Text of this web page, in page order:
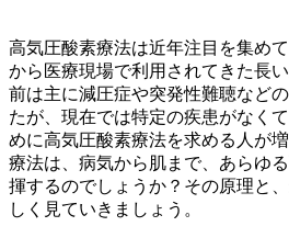
高気圧酸素療法は近年注目を集め
から医療現場で利用されてきた長
前は主に減圧症や突発性難聴など
たが、現在では特定の疾患がなく
めに高気圧酸素療法を求める人が
療法は、病気から肌まで、あらゆ
揮するのでしょうか？その原理と
しく見ていきましょう。